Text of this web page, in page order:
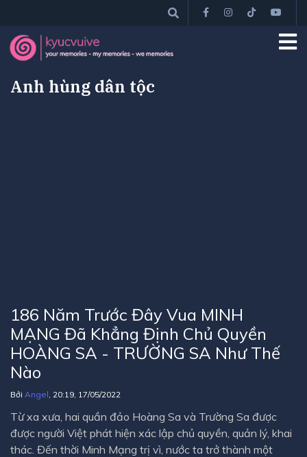
Anh hùng dân tộc
186 Năm Trước Đây Vua MINH
MẠNG Đã Khẳng Định Chủ Quyền
HOÀNG SA - TRƯỜNG SA Như Thế
Nào
Bởi Angel, 20:19, 17/05/2022
Từ xa xưa, hai quần đảo Hoàng Sa và Trường Sa được
được người Việt phát hiện xác lập chủ quyền, quản lý, khai
thác. Đến thời Minh Mạng trị vì, nước ta trở thành một